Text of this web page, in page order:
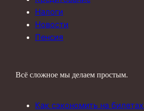
Налоги
Новости
Пенсия
Всё сложное мы делаем простым.
Как сэкономить на